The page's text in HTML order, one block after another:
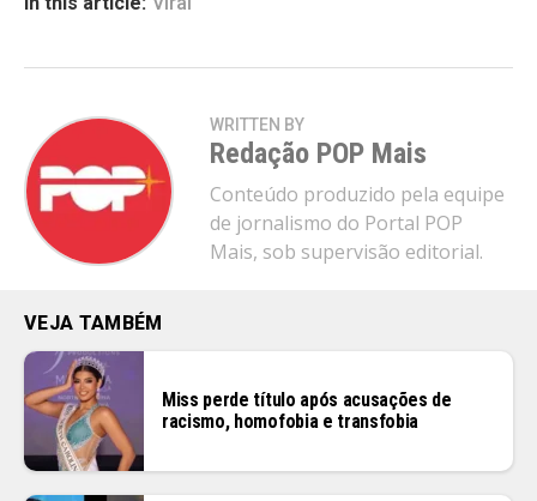
WRITTEN BY
Redação POP Mais
Conteúdo produzido pela equipe
de jornalismo do Portal POP
Mais, sob supervisão editorial.
VEJA TAMBÉM
Miss perde título após acusações de
racismo, homofobia e transfobia
Flipboard
Pinterest
Whatsapp